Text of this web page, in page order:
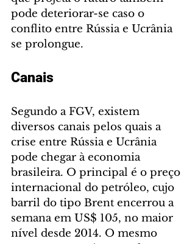
pode deteriorar-se caso o
conflito entre Rússia e Ucrânia
se prolongue.
Canais
Segundo a FGV, existem
diversos canais pelos quais a
crise entre Rússia e Ucrânia
pode chegar à economia
brasileira. O principal é o preço
internacional do petróleo, cujo
barril do tipo Brent encerrou a
semana em US$ 105, no maior
nível desde 2014. O mesmo